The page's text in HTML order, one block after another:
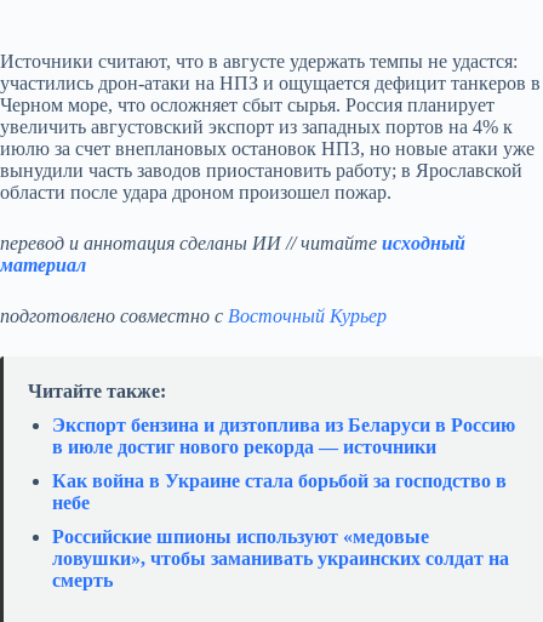
Источники считают, что в августе удержать темпы не удастся:
участились дрон-атаки на НПЗ и ощущается дефицит танкеров в
Черном море, что осложняет сбыт сырья. Россия планирует
увеличить августовский экспорт из западных портов на 4% к
июлю за счет внеплановых остановок НПЗ, но новые атаки уже
вынудили часть заводов приостановить работу; в Ярославской
области после удара дроном произошел пожар.
перевод и аннотация сделаны ИИ // читайте исходный
материал
подготовлено совместно с Восточный Курьер
Читайте также:
Экспорт бензина и дизтоплива из Беларуси в Россию
в июле достиг нового рекорда — источники
Как война в Украине стала борьбой за господство в
небе
Российские шпионы используют «медовые
ловушки», чтобы заманивать украинских солдат на
смерть